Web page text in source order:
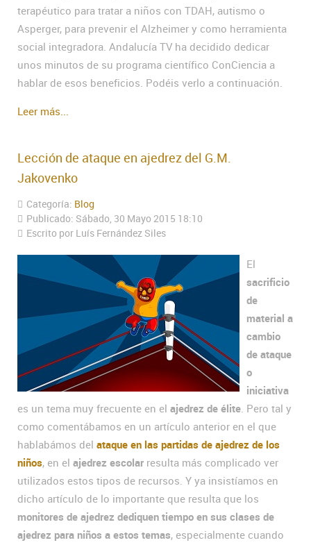
terapéutico para tratar a niños con TDAH, autismo o
Asperger, para prevenir el Alzheimer y como herramienta
social integradora. Andalucía TV ha decidido dedicar
unos minutos de su programa científico ConCiencia a
hablar de esos beneficios. Podéis verlo a continuación.
Leer más...
Lección de ataque en ajedrez del G.M.
Jakovenko
Categoría: Blog
Publicado: Sábado, 30 Mayo 2015 18:10
Escrito por Luís Fernández Siles
El
sacrificio
de
material a
cambio
de ataque
o
iniciativa
es un tema muy frecuente en el ajedrez de élite. Pero tal y
como comentábamos en un artículo anterior en el que
hablabámos del ataque en las partidas de ajedrez de los
niños, en el ajedrez escolar resulta más complicado ver
utilizados estos tipos de recursos. Y ya insistíamos en
dicho artículo de lo importante que resulta que los
monitores de ajedrez dediquen tiempo en sus clases de
ajedrez para niños a estos temas, especialmente cuando